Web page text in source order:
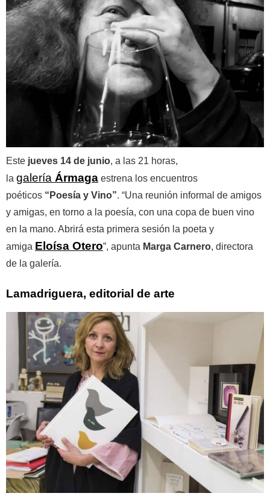
Este jueves 14 de junio, a las 21 horas,
la galería Ármaga estrena los encuentros
poéticos “Poesía y Vino”. “Una reunión informal de amigos
y amigas, en torno a la poesía, con una copa de buen vino
en la mano. Abrirá esta primera sesión la poeta y
amiga Eloísa Otero”, apunta Marga Carnero, directora
de la galería.
Lamadriguera, editorial de arte